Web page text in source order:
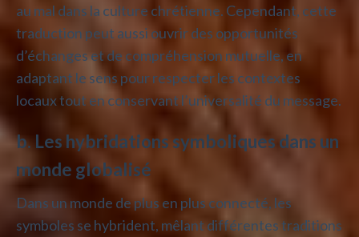
au mal dans la culture chrétienne. Cependant, cette
traduction peut aussi ouvrir des opportunités
d’échanges et de compréhension mutuelle, en
adaptant le sens pour respecter les contextes
locaux tout en conservant l’universalité du message.
b. Les hybridations symboliques dans un
monde globalisé
Dans un monde de plus en plus connecté, les
symboles se hybrident, mêlant différentes traditions